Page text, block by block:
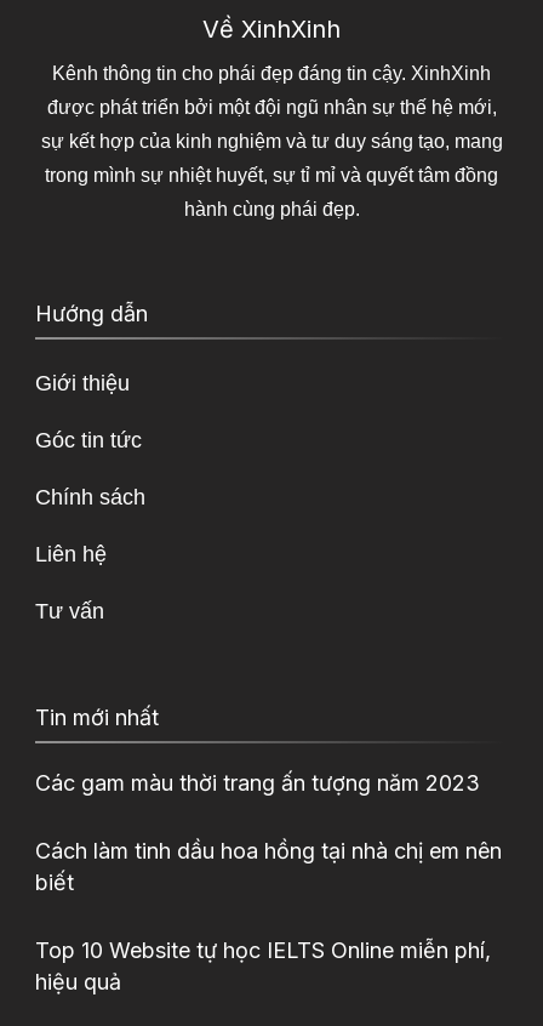
Về XinhXinh
Kênh thông tin cho phái đẹp đáng tin cậy. XinhXinh
được phát triển bởi một đội ngũ nhân sự thế hệ mới,
sự kết hợp của kinh nghiệm và tư duy sáng tạo, mang
trong mình sự nhiệt huyết, sự tỉ mỉ và quyết tâm đồng
hành cùng phái đẹp.
Hướng dẫn
Giới thiệu
Góc tin tức
Chính sách
Liên hệ
Tư vấn
Tin mới nhất
Các gam màu thời trang ấn tượng năm 2023
Cách làm tinh dầu hoa hồng tại nhà chị em nên
biết
Top 10 Website tự học IELTS Online miễn phí,
hiệu quả